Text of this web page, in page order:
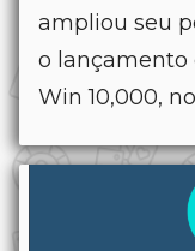
ampliou seu
o lançamento
Win 10,000,